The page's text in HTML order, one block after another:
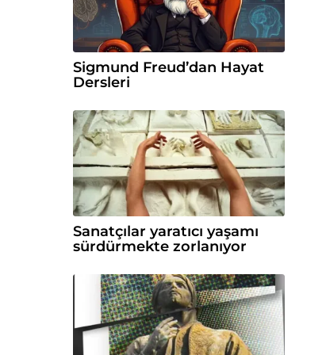
Sigmund Freud’dan Hayat
Dersleri
Sanatçılar yaratıcı yaşamı
sürdürmekte zorlanıyor